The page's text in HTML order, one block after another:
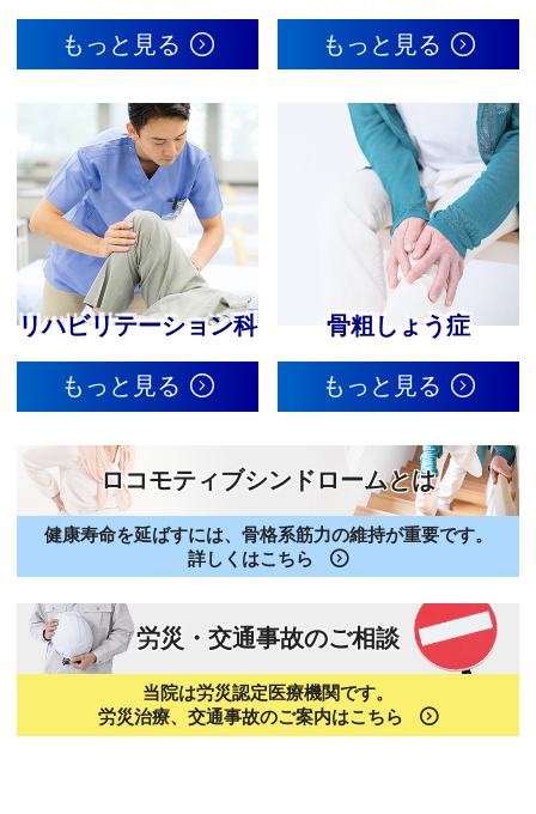
もっと見る もっと見る
リハビリテーション科
もっと見る
骨粗しょう症
もっと見る
ロコモティブシンドロームとは
健康寿命を延ばすには、骨格系筋力の維持が重要です。
詳しくはこちら
労災・交通事故のご相談
当院は労災認定医療機関です。
労災治療、交通事故のご案内はこちら